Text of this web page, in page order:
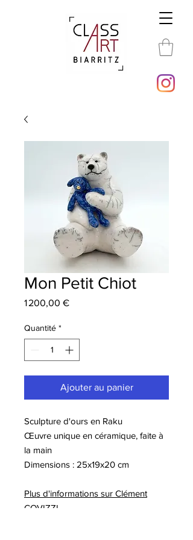
Mon Petit Chiot
1 200,00 €Prix
Quantité *
Ajouter au panier
Sculpture d'ours en Raku
Œuvre unique en céramique, faite à
la main
Dimensions : 25x19x20 cm
Plus d'informations sur Clément
COVIZZI